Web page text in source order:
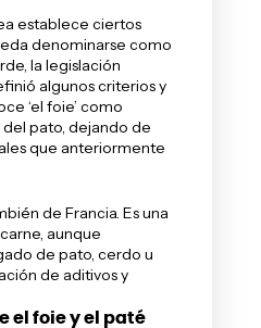
establece ciertos
denominarse como
la legislación
algunos criterios y
‘el foie’ como
pato, dejando de
que anteriormente
de Francia. Es una
aunque
de pato, cerdo u
de aditivos y
el foie y el paté